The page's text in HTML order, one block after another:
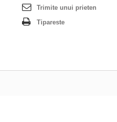
Trimite unui prieten
Tipareste